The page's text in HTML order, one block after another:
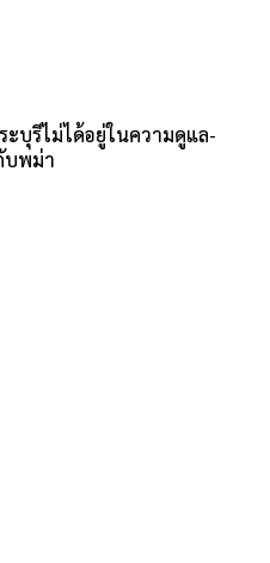
บุรีไม่ได้อยู่ในความดูแล-
บพม่า